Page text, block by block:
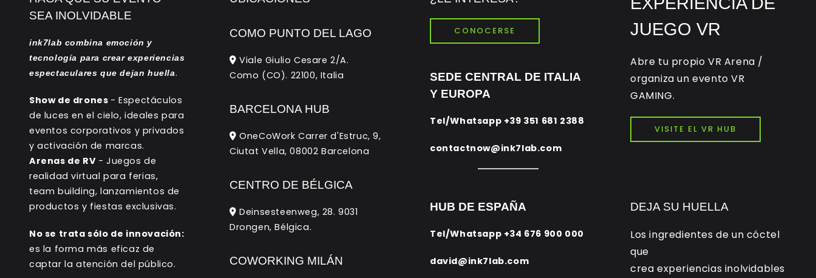
SEA INOLVIDABLE
ink7lab combina emoción y
tecnología para crear experiencias
espectaculares que dejan huella.
Show de drones - Espectáculos
de luces en el cielo, ideales para
eventos corporativos y privados
y activación de marcas.
Arenas de RV - Juegos de
realidad virtual para ferias,
team building, lanzamientos de
productos y fiestas exclusivas.
No se trata sólo de innovación:
es la forma más eficaz de
captar la atención del público.
COMO PUNTO DEL LAGO
Viale Giulio Cesare 2/A.
Como (CO). 22100, Italia
BARCELONA HUB
OneCoWork Carrer d'Estruc, 9,
Ciutat Vella, 08002 Barcelona
CENTRO DE BÉLGICA
Deinsesteenweg, 28. 9031
Drongen, Bélgica.
COWORKING MILÁN
CONOCERSE
SEDE CENTRAL DE ITALIA
Y EUROPA
Tel/Whatsapp +39 351 681 2388
contactnow@ink7lab.com
HUB DE ESPAÑA
Tel/Whatsapp +34 676 900 000
david@ink7lab.com
JUEGO VR
Abre tu propio VR Arena /
organiza un evento VR
GAMING.
VISITE EL VR HUB
DEJA SU HUELLA
Los ingredientes de un cóctel
que
crea experiencias inolvidables